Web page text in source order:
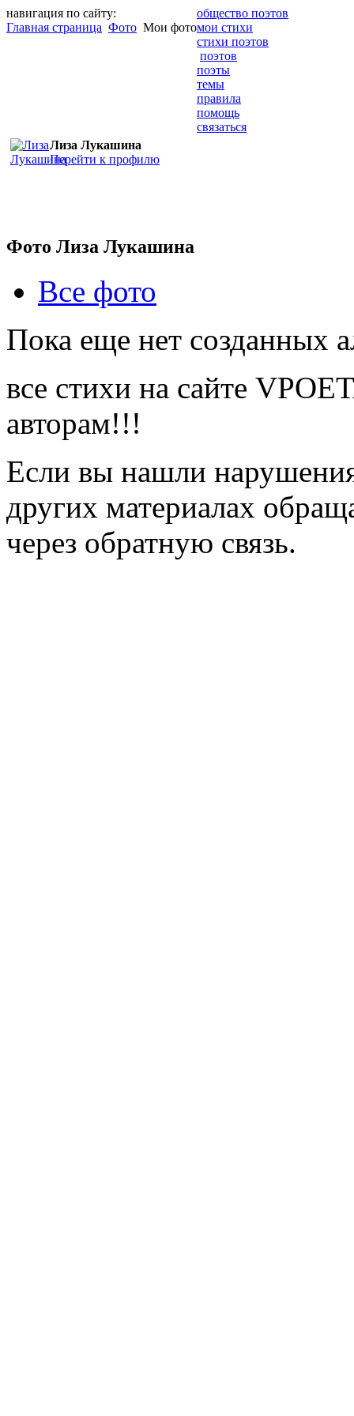
навигация по сайту:
Главная страница Фото Мои фото
общество поэтов
мои стихи
стихи поэтов
поэтов
поэты
темы
правила
помощь
связаться
Лиза Лукашина
Перейти к профилю
Фото Лиза Лукашина
Все фото
Пока еще нет созданных
все стихи на сайте
авторам!!!
Если вы нашли
других материалах
через обратную связь.